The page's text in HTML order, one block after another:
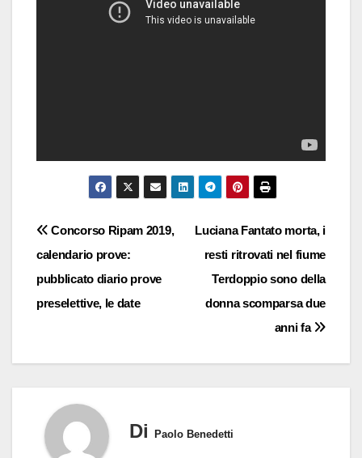
Navigazione
articoli
Luciana Fantato morta, i
resti ritrovati nel fiume
Terdoppio sono della
donna scomparsa due
anni fa
Concorso Ripam 2019,
calendario prove:
pubblicato diario prove
preselettive, le date
Di Paolo Benedetti